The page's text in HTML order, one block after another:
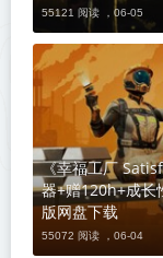
55121 阅读 ， 06-05
《幸福工厂
器+赠120h+成长
版网盘下载
55072 阅读 ， 06-04